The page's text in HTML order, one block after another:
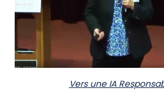
Vers une IA